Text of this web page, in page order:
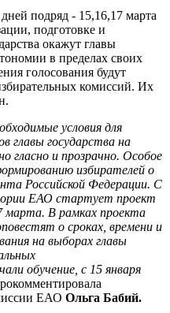
подряд - 15,16,17 марта
подготовке и
окажут главы
в пределах своих
голосования будут
комиссий. Их
условия для
главы государства на
гласно и прозрачно. Особое
избирателей о
Российской Федерации. С
ЕАО стартует проект
В рамках проекта
о сроках, времени и
на выборах главы
обучение, с 15 января
ЕАО Ольга Бабий.